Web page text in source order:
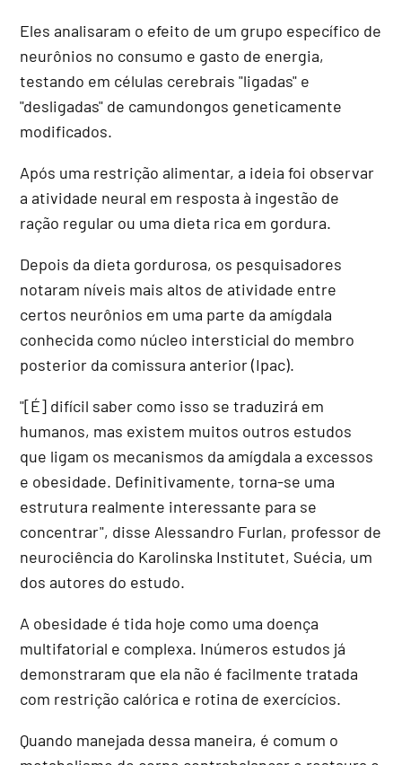
Eles analisaram o efeito de um grupo específico de
neurônios no consumo e gasto de energia,
testando em células cerebrais "ligadas" e
"desligadas" de camundongos geneticamente
modificados.
Após uma restrição alimentar, a ideia foi observar
a atividade neural em resposta à ingestão de
ração regular ou uma dieta rica em gordura.
Depois da dieta gordurosa, os pesquisadores
notaram níveis mais altos de atividade entre
certos neurônios em uma parte da amígdala
conhecida como núcleo intersticial do membro
posterior da comissura anterior (Ipac).
"[É] difícil saber como isso se traduzirá em
humanos, mas existem muitos outros estudos
que ligam os mecanismos da amígdala a excessos
e obesidade. Definitivamente, torna-se uma
estrutura realmente interessante para se
concentrar", disse Alessandro Furlan, professor de
neurociência do Karolinska Institutet, Suécia, um
dos autores do estudo.
A obesidade é tida hoje como uma doença
multifatorial e complexa. Inúmeros estudos já
demonstraram que ela não é facilmente tratada
com restrição calórica e rotina de exercícios.
Quando manejada dessa maneira, é comum o